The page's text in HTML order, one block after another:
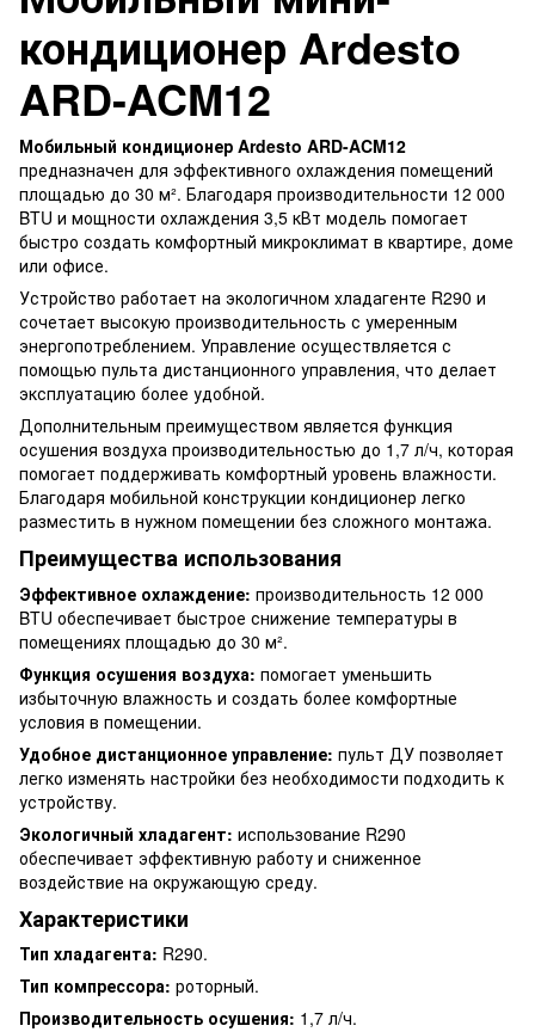
кондиционер Ardesto
ARD-ACM12
Мобильный кондиционер Ardesto ARD-ACM12
предназначен для эффективного охлаждения помещений
площадью до 30 м². Благодаря производительности 12 000
BTU и мощности охлаждения 3,5 кВт модель помогает
быстро создать комфортный микроклимат в квартире, доме
или офисе.
Устройство работает на экологичном хладагенте R290 и
сочетает высокую производительность с умеренным
энергопотреблением. Управление осуществляется с
помощью пульта дистанционного управления, что делает
эксплуатацию более удобной.
Дополнительным преимуществом является функция
осушения воздуха производительностью до 1,7 л/ч, которая
помогает поддерживать комфортный уровень влажности.
Благодаря мобильной конструкции кондиционер легко
разместить в нужном помещении без сложного монтажа.
Преимущества использования
Эффективное охлаждение: производительность 12 000
BTU обеспечивает быстрое снижение температуры в
помещениях площадью до 30 м².
Функция осушения воздуха: помогает уменьшить
избыточную влажность и создать более комфортные
условия в помещении.
Удобное дистанционное управление: пульт ДУ позволяет
легко изменять настройки без необходимости подходить к
устройству.
Экологичный хладагент: использование R290
обеспечивает эффективную работу и сниженное
воздействие на окружающую среду.
Характеристики
Тип хладагента: R290.
Тип компрессора: роторный.
Производительность осушения: 1,7 л/ч.